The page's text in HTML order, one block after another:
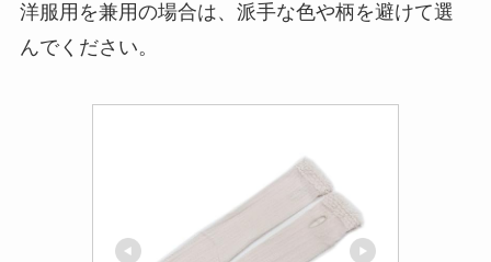
洋服用を兼用の場合は、派手な色や柄を避けて選
んでください。